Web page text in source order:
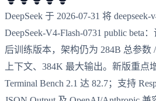
DeepSeek 于 2026-07-31 将
DeepSeek-V4-Flash-0731 public beta
后训练版本，架构仍为 284B 总参数
上下文、384K 最大输出。新版重点
Terminal Bench 2.1 达 82.7；支持